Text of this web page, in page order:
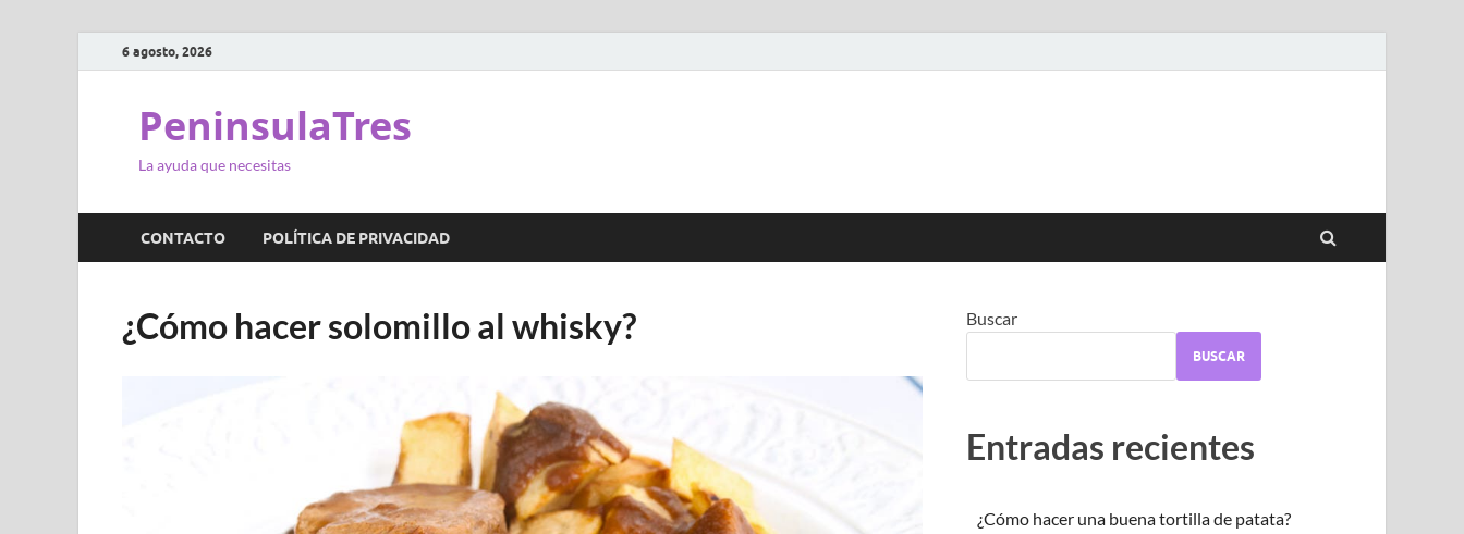
6 agosto, 2026
PeninsulaTres
La ayuda que necesitas
CONTACTO POLÍTICA DE PRIVACIDAD
¿Cómo hacer solomillo al whisky? Buscar
BUSCAR
Entradas recientes
¿Cómo hacer una buena tortilla de patata?